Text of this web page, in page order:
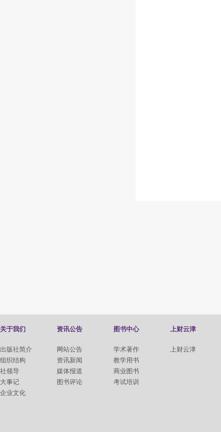
关于我们
出版社简介
组织结构
社领导
大事记
企业文化
资讯公告
网站公告
资讯新闻
媒体报道
图书评论
图书中心
学术著作
教学用书
商业图书
考试培训
上财云津
上财云津